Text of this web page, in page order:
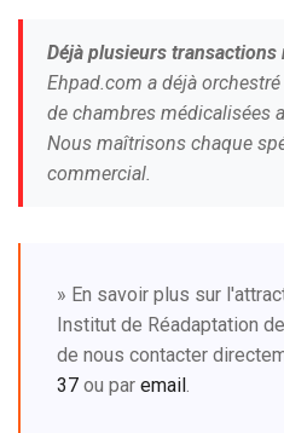
Déjà plusieurs transactions
Ehpad.com a déjà
de chambres médicalisées
Nous maîtrisons chaque
commercial.
» En savoir plus sur
Institut de Réadaptation
de nous contacter
37 ou par email .